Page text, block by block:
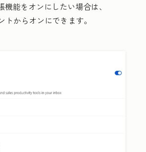
能をオンにしたい場合は、
トからオンにできます。